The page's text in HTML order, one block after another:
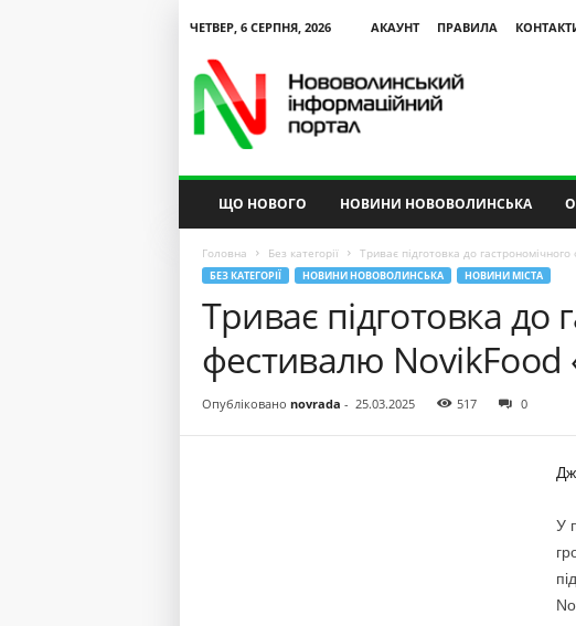
ЧЕТВЕР, 6 СЕРПНЯ, 2026 АКАУНТ ПРАВИЛА
ЩО НОВОГО НОВИНИ НОВОВОЛИНСЬКА
Головна Без категорії Триває підготовка до
БЕЗ КАТЕГОРІЇ НОВИНИ НОВОВОЛИНСЬКА НОВИНИ МІСТА
Триває підготовка до
фестивалю NovikFood
Опубліковано novrada - 25.03.2025 517 0
У